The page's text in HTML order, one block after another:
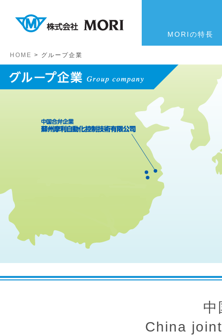
MORIの特長
HOME > グループ企業
中
China